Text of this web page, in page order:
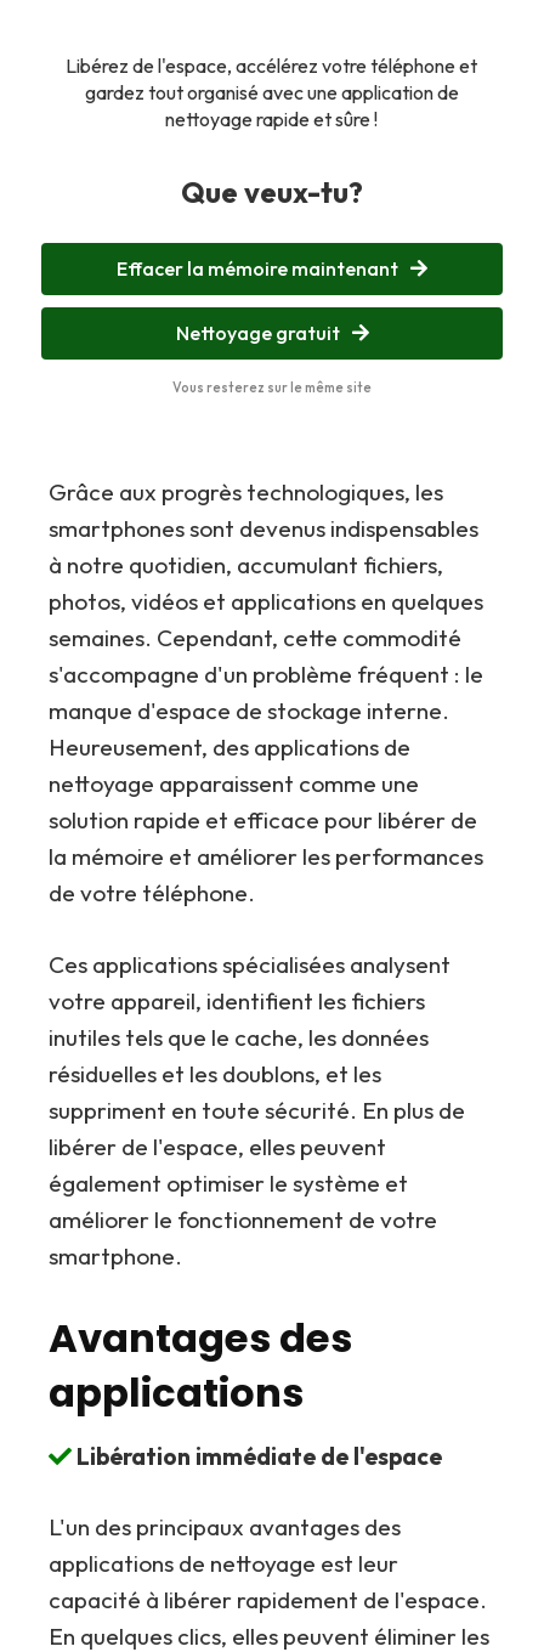
Libérez de l'espace, accélérez votre téléphone et
gardez tout organisé avec une application de
nettoyage rapide et sûre !
Que veux-tu?
Effacer la mémoire maintenant
Nettoyage gratuit
Vous resterez sur le même site
Grâce aux progrès technologiques, les
smartphones sont devenus indispensables
à notre quotidien, accumulant fichiers,
photos, vidéos et applications en quelques
semaines. Cependant, cette commodité
s'accompagne d'un problème fréquent : le
manque d'espace de stockage interne.
Heureusement, des applications de
nettoyage apparaissent comme une
solution rapide et efficace pour libérer de
la mémoire et améliorer les performances
de votre téléphone.
Ces applications spécialisées analysent
votre appareil, identifient les fichiers
inutiles tels que le cache, les données
résiduelles et les doublons, et les
suppriment en toute sécurité. En plus de
libérer de l'espace, elles peuvent
également optimiser le système et
améliorer le fonctionnement de votre
smartphone.
Avantages des
applications
Libération immédiate de l'espace
L'un des principaux avantages des
applications de nettoyage est leur
capacité à libérer rapidement de l'espace.
En quelques clics, elles peuvent éliminer les